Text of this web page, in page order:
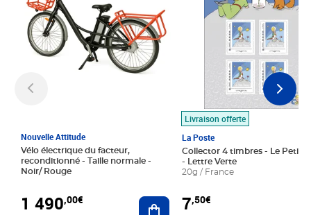
Nouvelle Attitude
Vélo électrique du facteur,
reconditionné - Taille normale -
Noir/ Rouge
1 490,00€ Ajouter au panier
Livraison offerte
La Poste
Collector 4 timbres - Le Petit
- Lettre Verte
20g / France
7,50€